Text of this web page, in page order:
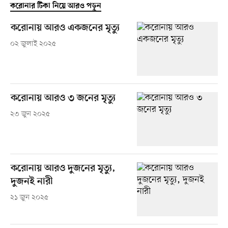
করোনার টিকা নিয়ে আরও পড়ুন
করোনায় আরও একজনের মৃত্যু
০২ জুলাই ২০২৫
করোনায় আরও ৩ জনের মৃত্যু
২৩ জুন ২০২৫
করোনায় আরও দুজনের মৃত্যু,
দুজনই নারী
২১ জুন ২০২৫